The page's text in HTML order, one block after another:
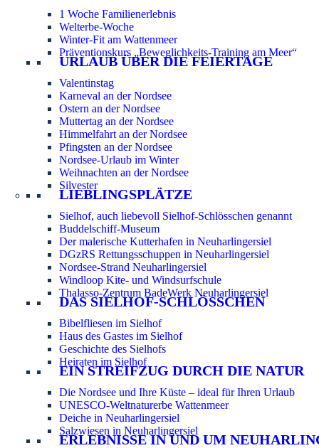
1 Woche Familienerlebnis
Welterbe-Woche
Winter-Fit am Wattenmeer
Präventionskurs „Beweglichkeits-Training am Meer“
URLAUB ÜBER DIE FEIERTAGE
Valentinstag
Karneval an der Nordsee
Ostern an der Nordsee
Muttertag an der Nordsee
Himmelfahrt an der Nordsee
Pfingsten an der Nordsee
Nordsee-Urlaub im Winter
Weihnachten an der Nordsee
Silvester
LIEBLINGSPLÄTZE
Sielhof, auch liebevoll Sielhof-Schlösschen genannt
Buddelschiff-Museum
Der malerische Kutterhafen in Neuharlingersiel
DGzRS Rettungsschuppen in Neuharlingersiel
Nordsee-Strand Neuharlingersiel
Windloop Kite- und Windsurfschule
Thalasso-Zentrum BadeWerk Neuharlingersiel
DAS SIELHOF-SCHLÖSSCHEN
Bibelfliesen im Sielhof
Haus des Gastes im Sielhof
Geschichte des Sielhofs
Heiraten im Sielhof
EIN STREIFZUG DURCH DIE NATUR
Die Nordsee und Ihre Küste – ideal für Ihren Urlaub
UNESCO-Weltnaturerbe Wattenmeer
Deiche in Neuharlingersiel
Salzwiesen in Neuharlingersiel
ERLEBNISSE IN UND UM